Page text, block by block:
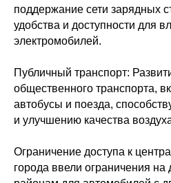
поддержание сети зарядных
удобства и доступности для
электромобилей.
Публичный транспорт:
общественного транспорта,
автобусы и поезда,
и улучшению качества
Ограничение доступа к
города ввели ограничения на